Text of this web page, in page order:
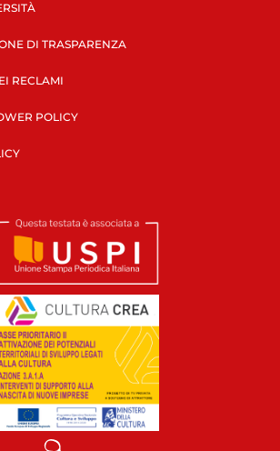
DI TRASPARENZA
RECLAMI
POLICY